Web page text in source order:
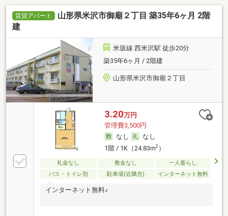
賃貸アパート
山形県米沢市御廟２丁目 築35年6ヶ月 2階
建
米坂線 西米沢駅 徒歩20分
築35年6ヶ月 / 2階建
山形県米沢市御廟２丁目
3.20万円
管理費3,500円
なし
なし
1階 / 1K（24.83m2）
礼金なし 敷金なし
一人暮らし
バス・トイレ別
駐車場(近隣含) インターネット無料
インターネット無料♪